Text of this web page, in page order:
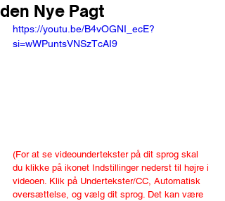
den Nye Pagt
https://youtu.be/B4vOGNI_ecE?
si=wWPuntsVNSzTcAI9
(For at se videoundertekster på dit sprog skal
du klikke på ikonet Indstillinger nederst til højre i
videoen. Klik på Undertekster/CC, Automatisk
oversættelse, og vælg dit sprog. Det kan være